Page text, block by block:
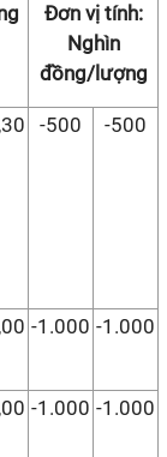
Đơn vị tính:
Nghìn
đồng/lượng
-500 -500
-1.000 -1.000
-1.000 -1.000